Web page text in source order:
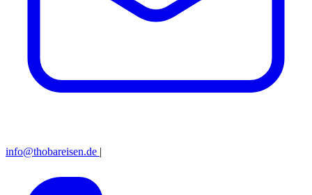
info@thobareisen.de |